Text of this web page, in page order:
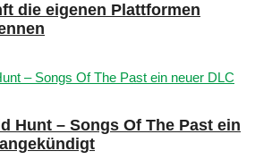
die eigenen Plattformen
Hunt – Songs Of The Past ein